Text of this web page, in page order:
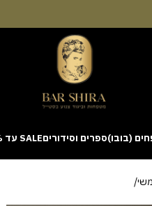
(בובו)ספרים וסידוריםSALE עד 70% הנחה!
A helpful way to begin
the statistical